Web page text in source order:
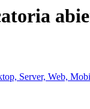
Server, Web,